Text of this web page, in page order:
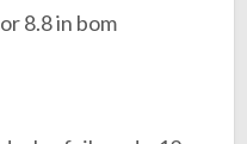
8.8 in bom